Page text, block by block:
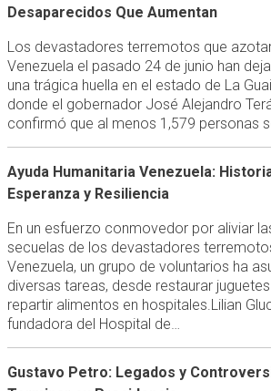
Desaparecidos Que Aumentan
Los devastadores terremotos que
Venezuela el pasado 24 de junio han
una trágica huella en el estado de La
donde el gobernador José Alejandro
confirmó que al menos 1,579 personas
Ayuda Humanitaria Venezuela:
Esperanza y Resiliencia
En un esfuerzo conmovedor por aliviar
secuelas de los devastadores
Venezuela, un grupo de voluntarios ha
diversas tareas, desde restaurar
repartir alimentos en hospitales.Lilian
fundadora del Hospital de…
Gustavo Petro: Legados y